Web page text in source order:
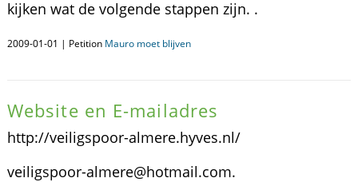
kijken wat de volgende stappen zijn. .
2009-01-01 | Petition Mauro moet blijven
Website en E-mailadres
http://veiligspoor-almere.hyves.nl/
veiligspoor-almere@hotmail.com.